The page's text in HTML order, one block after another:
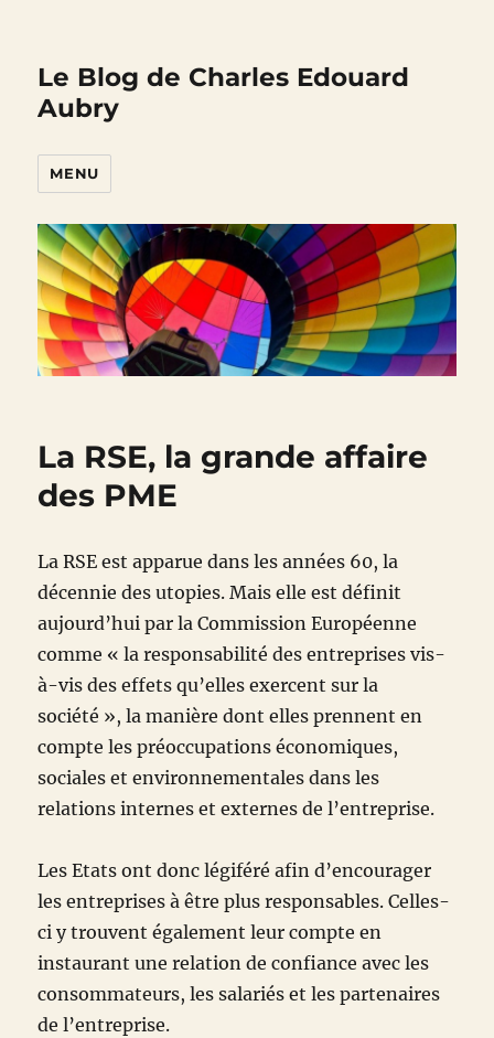
Le Blog de Charles Edouard
Aubry
MENU
La RSE, la grande affaire
des PME
La RSE est apparue dans les années 60, la
décennie des utopies. Mais elle est définit
aujourd’hui par la Commission Européenne
comme « la responsabilité des entreprises vis-
à-vis des effets qu’elles exercent sur la
société », la manière dont elles prennent en
compte les préoccupations économiques,
sociales et environnementales dans les
relations internes et externes de l’entreprise.
Les Etats ont donc légiféré afin d’encourager
les entreprises à être plus responsables. Celles-
ci y trouvent également leur compte en
instaurant une relation de confiance avec les
consommateurs, les salariés et les partenaires
de l’entreprise.